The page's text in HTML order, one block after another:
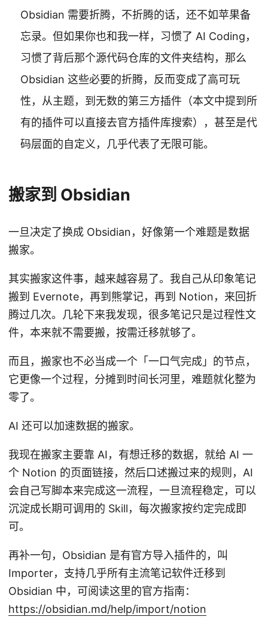
Obsidian 需要折腾，不折腾的话，还不如苹果备
忘录。但如果你也和我一样，习惯了 AI Coding，
习惯了背后那个源代码仓库的文件夹结构，那么
Obsidian 这些必要的折腾，反而变成了高可玩
性，从主题，到无数的第三方插件（本文中提到所
有的插件可以直接去官方插件库搜索），甚至是代
码层面的自定义，几乎代表了无限可能。
搬家到 Obsidian
一旦决定了换成 Obsidian，好像第一个难题是数据
搬家。
其实搬家这件事，越来越容易了。我自己从印象笔记
搬到 Evernote，再到熊掌记，再到 Notion，来回折
腾过几次。几轮下来我发现，很多笔记只是过程性文
件，本来就不需要搬，按需迁移就够了。
而且，搬家也不必当成一个「一口气完成」的节点，
它更像一个过程，分摊到时间长河里，难题就化整为
零了。
AI 还可以加速数据的搬家。
我现在搬家主要靠 AI，有想迁移的数据，就给 AI 一
个 Notion 的页面链接，然后口述搬过来的规则，AI
会自己写脚本来完成这一流程，一旦流程稳定，可以
沉淀成长期可调用的 Skill，每次搬家按约定完成即
可。
再补一句，Obsidian 是有官方导入插件的，叫
Importer，支持几乎所有主流笔记软件迁移到
Obsidian 中，可阅读这里的官方指南：
https://obsidian.md/help/import/notion